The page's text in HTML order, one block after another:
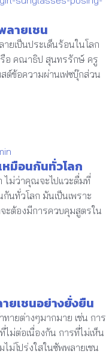
ลายเชน
ยเป็นประเด็นร้อนในโลก
รือ คณาธิป สุนทรรักษ์ ครู
ต์ข้อความผ่านเฟซบุ๊กส่วน
มือนกันทั่วโลก
ไม่ว่าคุณจะไปแวะดื่มที่
นทั่วโลก มันเป็นเพราะ
ะต้องมีการควบคุมสูตรใน
ยเชนอย่างยั่งยืน
ายต่างๆมากมาย เช่น การ
ม่ต่อเนื่องกัน การที่ไม่เห็น
ม่โปร่งใสในซัพพลายเชน